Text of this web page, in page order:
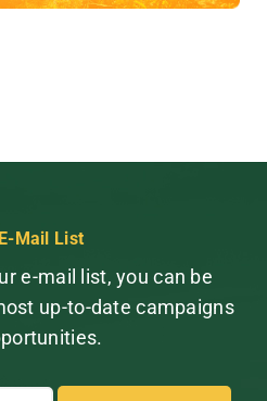
Mail List
e-mail list, you can be
up-to-date campaigns